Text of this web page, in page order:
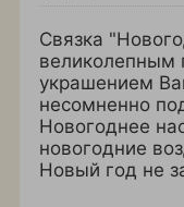
Связка
великолепным
украшением
несомненно
Новогоднее
новогодние
Новый год не